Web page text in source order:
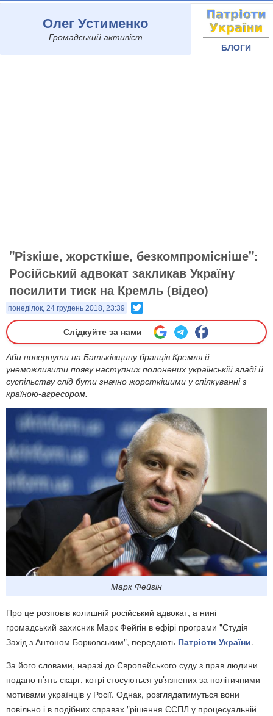
Олег Устименко
Громадський активіст
БЛОГИ
"Різкіше, жорсткіше, безкомпромісніше":
Російський адвокат закликав Україну
посилити тиск на Кремль (відео)
понеділок, 24 грудень 2018, 23:39
Слідкуйте за нами
Аби повернути на Батьківщину бранців Кремля й
унеможливити появу наступних полонених українській владі й
суспільству слід бути значно жорсткішими у спілкуванні з
країною-агресором.
Марк Фейгін
Про це розповів колишній російський адвокат, а нині
громадський захисник Марк Фейгін в ефірі програми "Студія
Захід з Антоном Борковським", передають Патріоти України.
За його словами, наразі до Європейського суду з прав людини
подано п’ять скарг, котрі стосуються ув’язнених за політичними
мотивами українців у Росії. Однак, розглядатимуться вони
повільно і в подібних справах "рішення ЄСПЛ у процесуальній